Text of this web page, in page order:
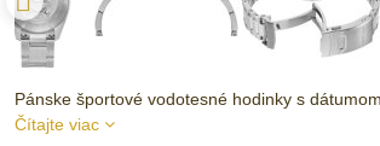
Pánske športové vodotesné hodinky s
Čítajte viac